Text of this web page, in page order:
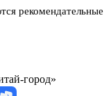
рекомендательные
город»